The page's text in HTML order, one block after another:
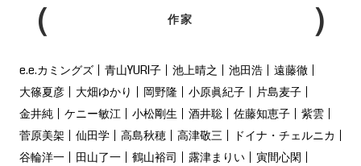
作家
e.e.カミングズ 青山YURI子 池上晴之 池田浩
遠藤徹
大篠夏彦
大畑ゆかり 岡野隆 小原眞紀子
片島麦子
金井純
ケニー敏江 小松剛生 酒井聡 佐藤知恵子
紫雲
菅原美架
仙田学 高島秋穂 高津敬三
ドイナ・チェルニカ
谷輪洋一
田山了一 鶴山裕司 露津まりい
寅間心閑